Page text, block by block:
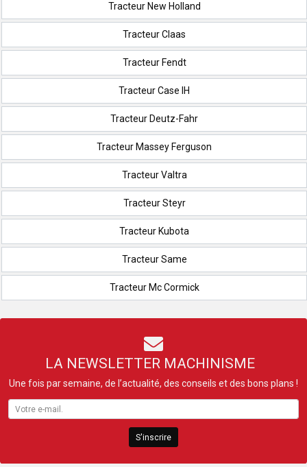
Tracteur New Holland
Tracteur Claas
Tracteur Fendt
Tracteur Case IH
Tracteur Deutz-Fahr
Tracteur Massey Ferguson
Tracteur Valtra
Tracteur Steyr
Tracteur Kubota
Tracteur Same
Tracteur Mc Cormick
LA NEWSLETTER MACHINISME
Une fois par semaine, de l’actualité, des conseils et des bons plans !
S'inscrire